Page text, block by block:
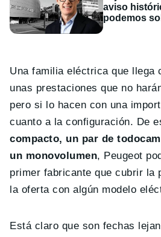
aviso
podemos
Una familia eléctrica que llega
unas prestaciones que no
pero si lo hacen con una
cuanto a la configuración. De
compacto, un par de
un monovolumen, Peugeot
primer fabricante que cubrir la
la oferta con algún modelo
Está claro que son fechas